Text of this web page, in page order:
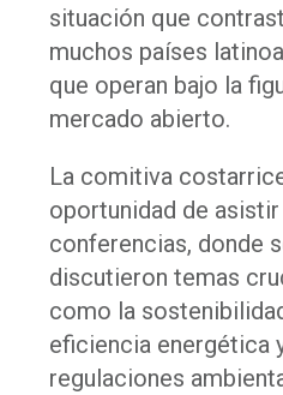
situación que
muchos países
que operan bajo la
mercado abierto.
La comitiva
oportunidad de
conferencias, donde
discutieron temas
como la
eficiencia energética
regulaciones